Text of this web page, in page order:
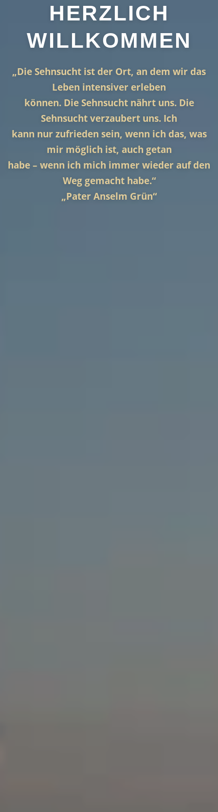
HERZLICH
WILLKOMMEN
„Die Sehnsucht ist der Ort, an dem wir das
Leben intensiver erleben
können. Die Sehnsucht nährt uns. Die
Sehnsucht verzaubert uns. Ich
kann nur zufrieden sein, wenn ich das, was
mir möglich ist, auch getan
habe – wenn ich mich immer wieder auf den
Weg gemacht habe.“
„Pater Anselm Grün“